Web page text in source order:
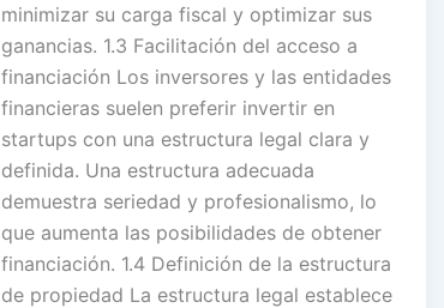
minimizar su carga fiscal y optimizar sus
ganancias. 1.3 Facilitación del acceso a
financiación Los inversores y las entidades
financieras suelen preferir invertir en
startups con una estructura legal clara y
definida. Una estructura adecuada
demuestra seriedad y profesionalismo, lo
que aumenta las posibilidades de obtener
financiación. 1.4 Definición de la estructura
de propiedad La estructura legal establece